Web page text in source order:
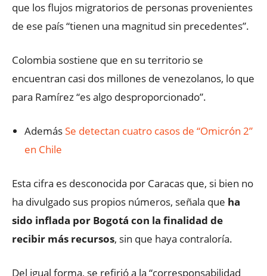
que los flujos migratorios de personas provenientes
de ese país “tienen una magnitud sin precedentes”.
Colombia sostiene que en su territorio se
encuentran casi dos millones de venezolanos, lo que
para Ramírez “es algo desproporcionado”.
AdemásSe detectan cuatro casos de “Omicrón 2”
en Chile
Esta cifra es desconocida por Caracas que, si bien no
ha divulgado sus propios números, señala que ha
sido inflada por Bogotá con la finalidad de
recibir más recursos, sin que haya contraloría.
Del igual forma, se refirió a la “corresponsabilidad